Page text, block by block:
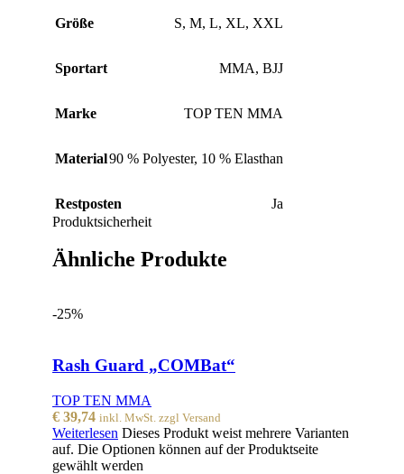
Größe S, M, L, XL, XXL
Sportart MMA, BJJ
Marke TOP TEN MMA
Material90 % Polyester, 10 % Elasthan
Restposten
Ja
Produktsicherheit
Ähnliche Produkte
-25%
Rash Guard „COMBat“
TOP TEN MMA
€ 39,74 inkl. MwSt. zzgl Versand
Weiterlesen Dieses Produkt weist mehrere Varianten
auf. Die Optionen können auf der Produktseite
gewählt werden